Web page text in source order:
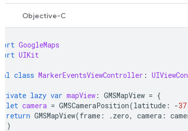
Objective-C
GoogleMaps
UIKit
class MarkerEventsViewController :
private lazy var mapView : GMSMapView = {
let camera = GMSCameraPosition(latitude : -
return GMSMapView(frame : . zero, camera :
}()